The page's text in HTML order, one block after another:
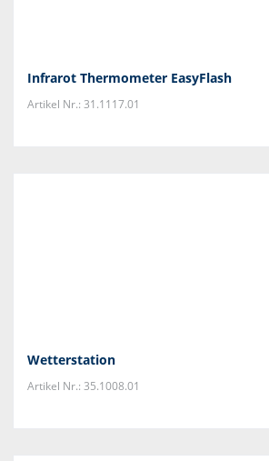
Infrarot Thermometer EasyFlash
Artikel Nr.: 31.1117.01
Wetterstation
Artikel Nr.: 35.1008.01